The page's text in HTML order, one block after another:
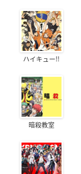
ハイキュー!!
暗殺教室